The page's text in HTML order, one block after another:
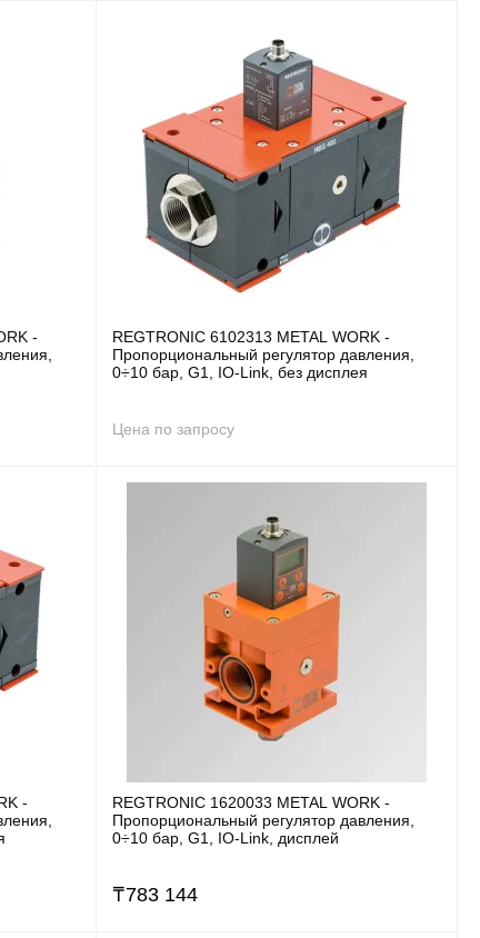
-
REGTRONIC 6102313 METAL WORK -
Пропорциональный регулятор давления,
0÷10 бар, G1, IO-Link, без дисплея
Цена по запросу
-
REGTRONIC 1620033 METAL WORK -
Пропорциональный регулятор давления,
0÷10 бар, G1, IO-Link, дисплей
₸783 144